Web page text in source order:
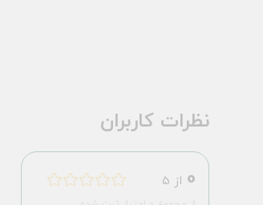
نظرات کاربران
0 از 5